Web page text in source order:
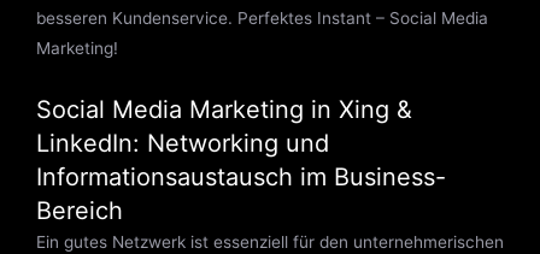
besseren Kundenservice. Perfektes Instant – Social Media
Marketing!
Social Media Marketing in Xing &
LinkedIn: Networking und
Informationsaustausch im Business-
Bereich
Ein gutes Netzwerk ist essenziell für den unternehmerischen